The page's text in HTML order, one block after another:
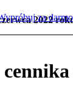
za darmo
2022